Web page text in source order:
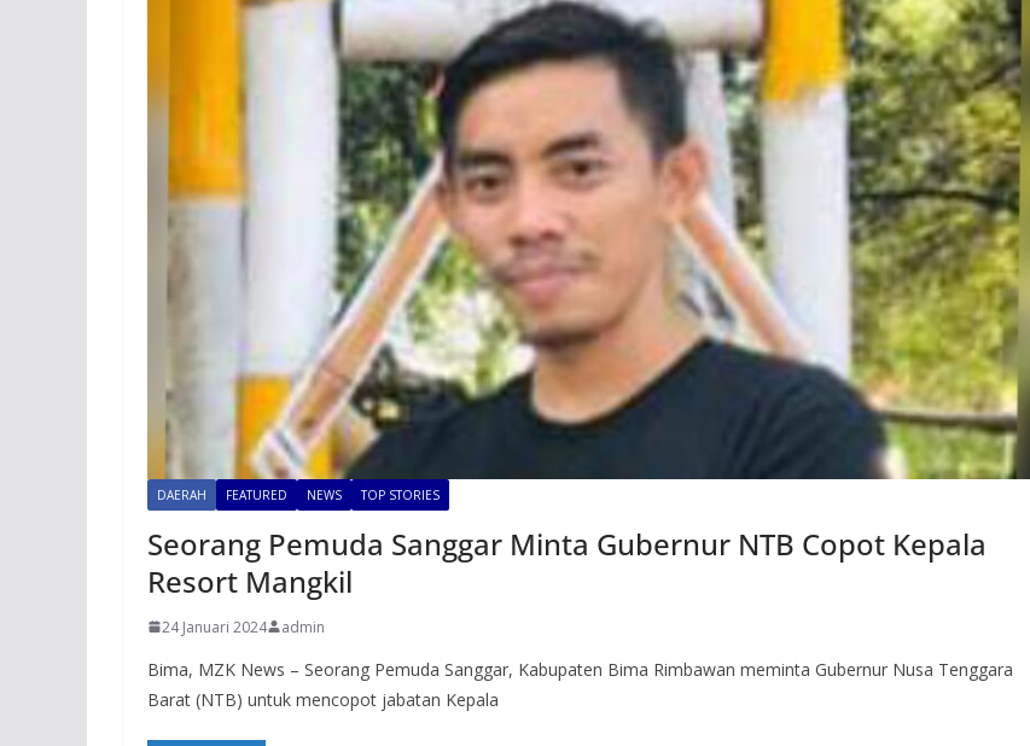
DAERAH FEATURED NEWS TOP STORIES
Seorang Pemuda Sanggar Minta Gubernur NTB Copot Kepala
Resort Mangkil
24 Januari 2024 admin
Bima, MZK News – Seorang Pemuda Sanggar, Kabupaten Bima Rimbawan meminta Gubernur Nusa Tenggara
Barat (NTB) untuk mencopot jabatan Kepala